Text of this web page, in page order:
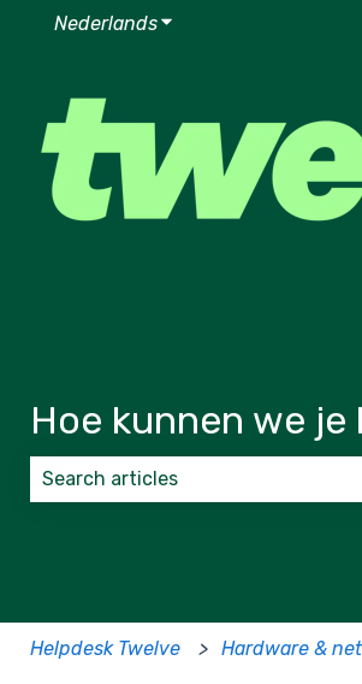
NederlandsSubmenu tonen voor
Hoe kunnen we je
Helpdesk Twelve Hardware &